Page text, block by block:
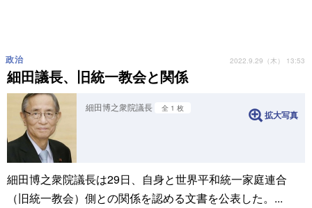
細田議長、旧統一教会と関係
政治 2022.9.29（木） 13:53
細田博之衆院議長 全 1 枚
拡大写真
細田博之衆院議長は29日、自身と世界平和統一家庭連合
（旧統一教会）側との関係を認める文書を公表した。...